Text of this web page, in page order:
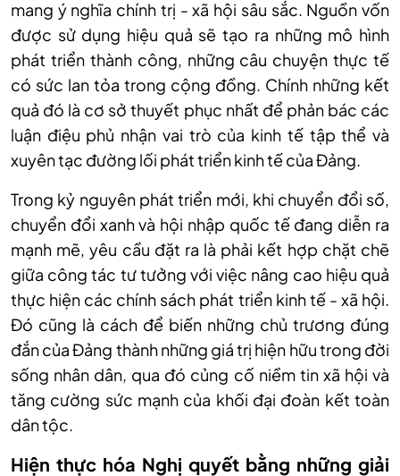
mang ý nghĩa chính trị - xã hội sâu sắc. Nguồn vốn
được sử dụng hiệu quả sẽ tạo ra những mô hình
phát triển thành công, những câu chuyện thực tế
có sức lan tỏa trong cộng đồng. Chính những kết
quả đó là cơ sở thuyết phục nhất để phản bác các
luận điệu phủ nhận vai trò của kinh tế tập thể và
xuyên tạc đường lối phát triển kinh tế của Đảng.
Trong kỷ nguyên phát triển mới, khi chuyển đổi số,
chuyển đổi xanh và hội nhập quốc tế đang diễn ra
mạnh mẽ, yêu cầu đặt ra là phải kết hợp chặt chẽ
giữa công tác tư tưởng với việc nâng cao hiệu quả
thực hiện các chính sách phát triển kinh tế - xã hội.
Đó cũng là cách để biến những chủ trương đúng
đắn của Đảng thành những giá trị hiện hữu trong đời
sống nhân dân, qua đó củng cố niềm tin xã hội và
tăng cường sức mạnh của khối đại đoàn kết toàn
dân tộc.
Hiện thực hóa Nghị quyết bằng những giải